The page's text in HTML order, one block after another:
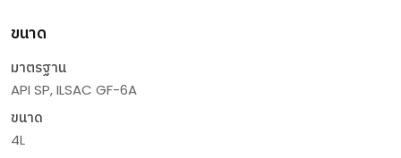
ขนาด
มาตรฐาน
API SP, ILSAC GF-6A
ขนาด
4L